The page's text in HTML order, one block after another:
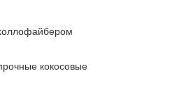
кокосовые